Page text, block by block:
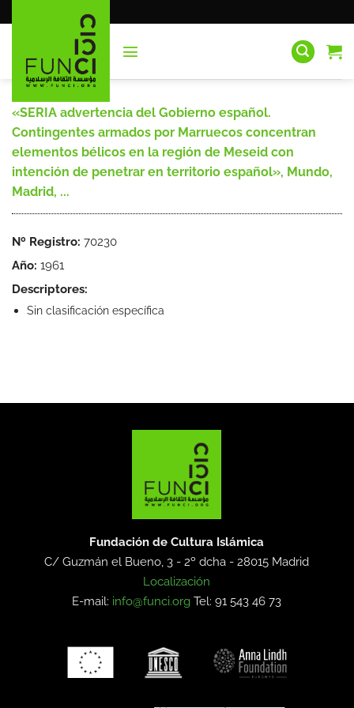
al
«SERIA advertencia del Gobierno español.
Contingentes armados por Marruecos concentran
elementos bélicos en la región de Meseid con
intención de penetrar en territorio español», Mundo,
Madrid, ...
Nº Registro: 70230
Año: 1961
Descriptores:
Sin clasificación específica
Fundación de Cultura Islámica
C/ Guzmán el Bueno, 3 - 2º dcha -28015 Madrid
Localización
E-mail: info@funci.org Tel: 91 543 46 73